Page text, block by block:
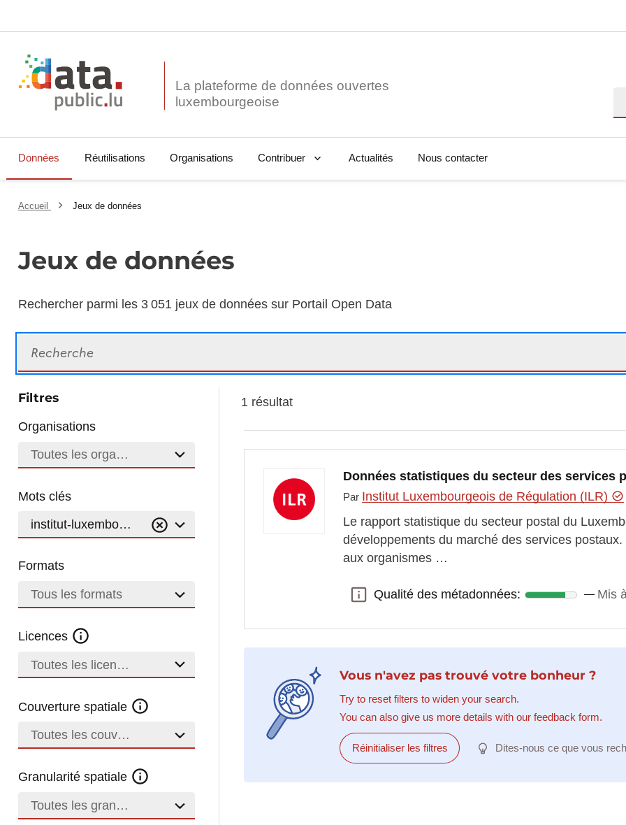
La plateforme de données ouvertes
Données Réutilisations Organisations Contribuer Actualités Nous contacter
Accueil Jeux de données
Jeux de données
Rechercher parmi les 3 051 jeux de données sur Portail Open Data
Filtres
Organisations
Toutes les organisations
Mots clés
institut-luxembourgeois-de-regulation
Formats
Tous les formats
Licences
Toutes les licences
Couverture spatiale
Toutes les couvertures
Granularité spatiale
Toutes les granularités
1 résultat
Données statistiques du secteur des services
Par Institut Luxembourgeois de Régulation (ILR)
Le rapport statistique du secteur postal du
développements du marché des services
aux organismes …
Qualité des métadonnées:
Qualité des métadonnées: Mis
Vous n'avez pas trouvé votre bonheur ?
Try to reset filters to widen your search.
You can also give us more details with our feedback form.
Réinitialiser les filtres Dites-nous ce que vous